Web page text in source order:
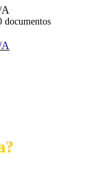
documentos